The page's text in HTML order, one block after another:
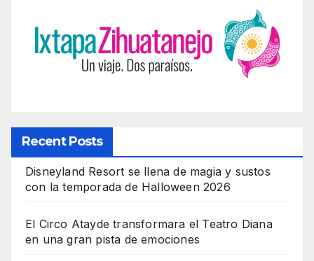
Recent Posts
Disneyland Resort se llena de magia y sustos
con la temporada de Halloween 2026
El Circo Atayde transformara el Teatro Diana
en una gran pista de emociones